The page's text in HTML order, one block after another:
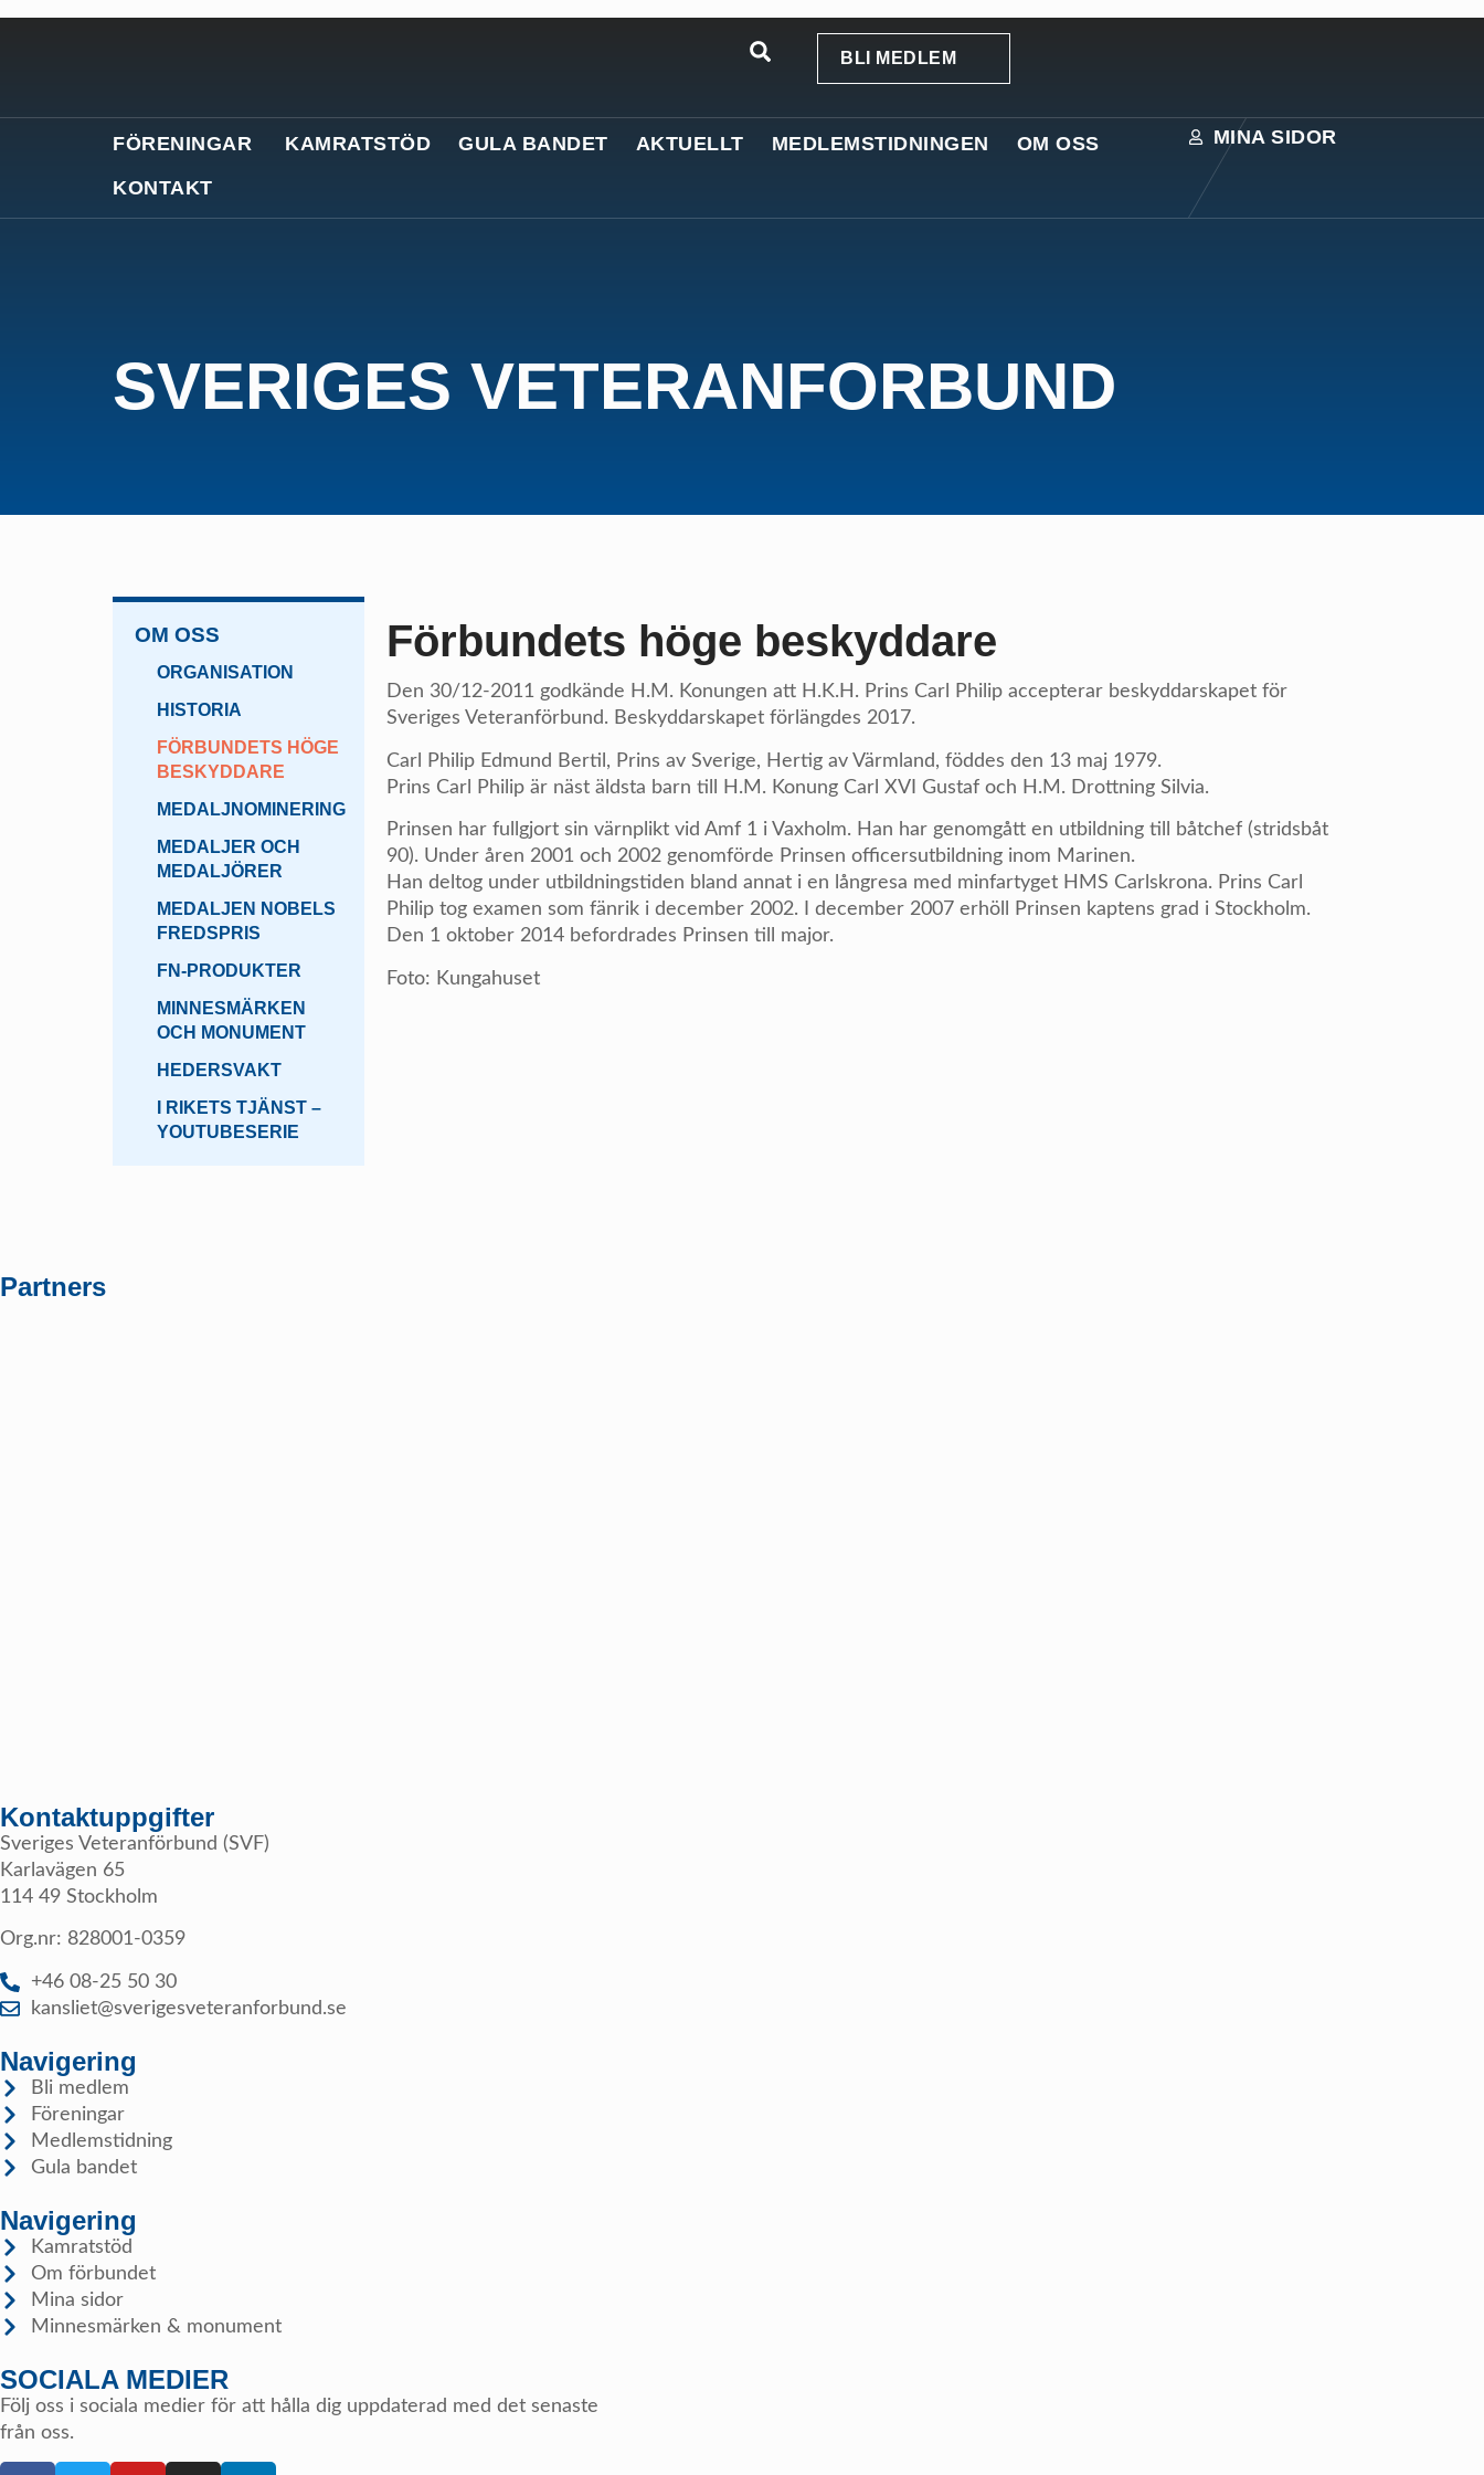
BLI MEDLEM
FÖRENINGAR KAMRATSTÖD GULA BANDET AKTUELLT MEDLEMSTIDNINGEN
OM OSS
KONTAKT
MINA SIDOR
SVERIGES VETERANFORBUND
OM OSS
ORGANISATION
HISTORIA
FÖRBUNDETS HÖGE
BESKYDDARE
MEDALJNOMINERING
MEDALJER OCH
MEDALJÖRER
MEDALJEN NOBELS
FREDSPRIS
FN-PRODUKTER
MINNESMÄRKEN
OCH MONUMENT
HEDERSVAKT
I RIKETS TJÄNST –
YOUTUBESERIE
Förbundets höge beskyddare
Den 30/12-2011 godkände H.M. Konungen att H.K.H. Prins Carl Philip accepterar beskyddarskapet för
Sveriges Veteranförbund. Beskyddarskapet förlängdes 2017.
Carl Philip Edmund Bertil, Prins av Sverige, Hertig av Värmland, föddes den 13 maj 1979.
Prins Carl Philip är näst äldsta barn till H.M. Konung Carl XVI Gustaf och H.M. Drottning Silvia.
Prinsen har fullgjort sin värnplikt vid Amf 1 i Vaxholm. Han har genomgått en utbildning till båtchef (stridsbåt
90). Under åren 2001 och 2002 genomförde Prinsen officersutbildning inom Marinen.
Han deltog under utbildningstiden bland annat i en långresa med minfartyget HMS Carlskrona. Prins Carl
Philip tog examen som fänrik i december 2002. I december 2007 erhöll Prinsen kaptens grad i Stockholm.
Den 1 oktober 2014 befordrades Prinsen till major.
Foto: Kungahuset
Partners
Kontaktuppgifter
Sveriges Veteranförbund (SVF)
Karlavägen 65
114 49 Stockholm
Org.nr: 828001-0359
+46 08-25 50 30
kansliet@sverigesveteranforbund.se
Navigering
Bli medlem
Föreningar
Medlemstidning
Gula bandet
Navigering
Kamratstöd
Om förbundet
Mina sidor
Minnesmärken & monument
SOCIALA MEDIER
Följ oss i sociala medier för att hålla dig uppdaterad med det senaste
från oss.